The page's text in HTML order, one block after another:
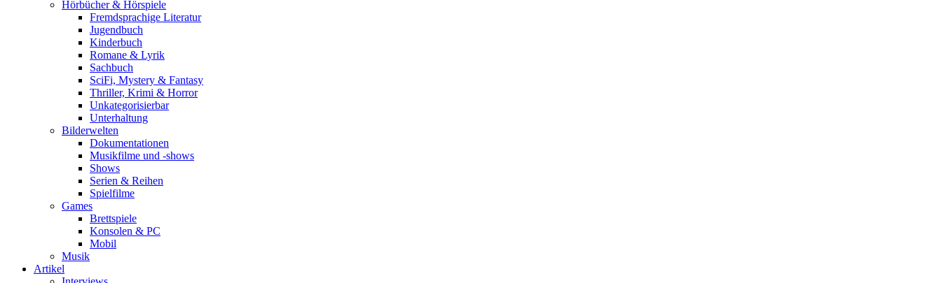
Hörbücher & Hörspiele
Fremdsprachige Literatur
Jugendbuch
Kinderbuch
Romane & Lyrik
Sachbuch
SciFi, Mystery & Fantasy
Thriller, Krimi & Horror
Unkategorisierbar
Unterhaltung
Bilderwelten
Dokumentationen
Musikfilme und -shows
Shows
Serien & Reihen
Spielfilme
Games
Brettspiele
Konsolen & PC
Mobil
Musik
Artikel